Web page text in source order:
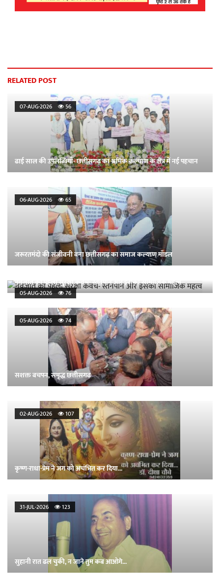
RELATED POST
07-AUG-2026 56
ढाई साल की उपलब्धियाँ- छत्तीसगढ़ का श्रमिक कल्याण के क्षेत्र में नई पहचान
06-AUG-2026 65
जरूरतमंदो की संजीवनी बना छत्तीसगढ़ का समाज कल्याण मॉडल
05-AUG-2026 76
नवजात का पहला सुरक्षा कवच- स्तनपान और इसका सामाजिक महत्व
05-AUG-2026 74
सशक्त बचपन, समृद्ध छत्तीसगढ़
02-AUG-2026 107
कृष्ण-राधा-प्रेम ने जग को अचंभित कर दिया...
31-JUL-2026 123
सुहानी रात ढल चुकी, न जाने तुम कब आओगे...